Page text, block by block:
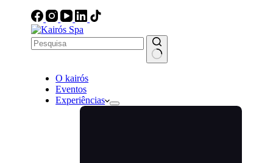
resultadosO kairós
Eventos
Experiências